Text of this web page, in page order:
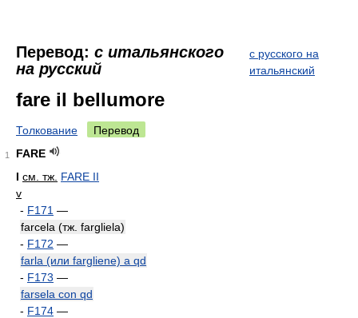
Перевод: с итальянского
на русский
с русского на
итальянский
fare il bellumore
Толкование Перевод
1
FARE
I см. тж. FARE II
v
- F171 —
farcela (тж. fargliela)
- F172 —
farla (или fargliene) a qd
- F173 —
farsela con qd
- F174 —